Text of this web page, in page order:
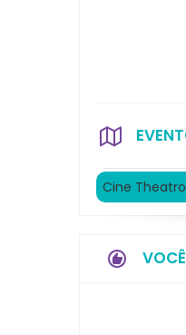
Cine Theatro